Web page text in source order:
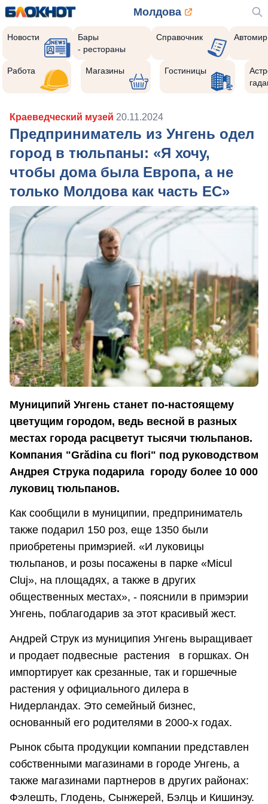
Молдова
Новости
Бары
- рестораны
Справочник Автомир
Работа Магазины Гостиницы
Краеведческий музей 20.11.2024
Предприниматель из Унгень одел
город в тюльпаны: «Я хочу,
чтобы дома была Европа, а не
только Молдова как часть ЕС»
Муниципий Унгень станет по-настоящему
цветущим городом, ведь весной в разных
местах города расцветут тысячи тюльпанов.
Компания "Grădina cu flori" под руководством
Андрея Струка подарила городу более 10 000
луковиц тюльпанов.
Как сообщили в муниципии, предприниматель
также подарил 150 роз, еще 1350 были
приобретены примэрией. «И луковицы
тюльпанов, и розы посажены в парке «Micul
Cluj», на площадях, а также в других
общественных местах», - пояснили в примэрии
Унгень, поблагодарив за этот красивый жест.
Андрей Струк из муниципия Унгень выращивает
и продает подвесные растения в горшках. Он
импортирует как срезанные, так и горшечные
растения у официального дилера в
Нидерландах. Это семейный бизнес,
основанный его родителями в 2000-х годах.
Рынок сбыта продукции компании представлен
собственными магазинами в городе Унгень, а
также магазинами партнеров в других районах:
Фэлешть, Глодень, Сынжерей, Бэлць и Кишинэу.